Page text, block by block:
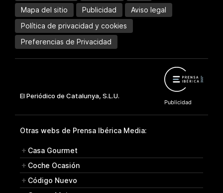
Mapa del sitio
Publicidad
Aviso legal
Política de privacidad y cookies
Preferencias de Privacidad
Otras webs de Prensa Ibérica Media:
Casa Gourmet
Coche Ocasión
Código Nuevo